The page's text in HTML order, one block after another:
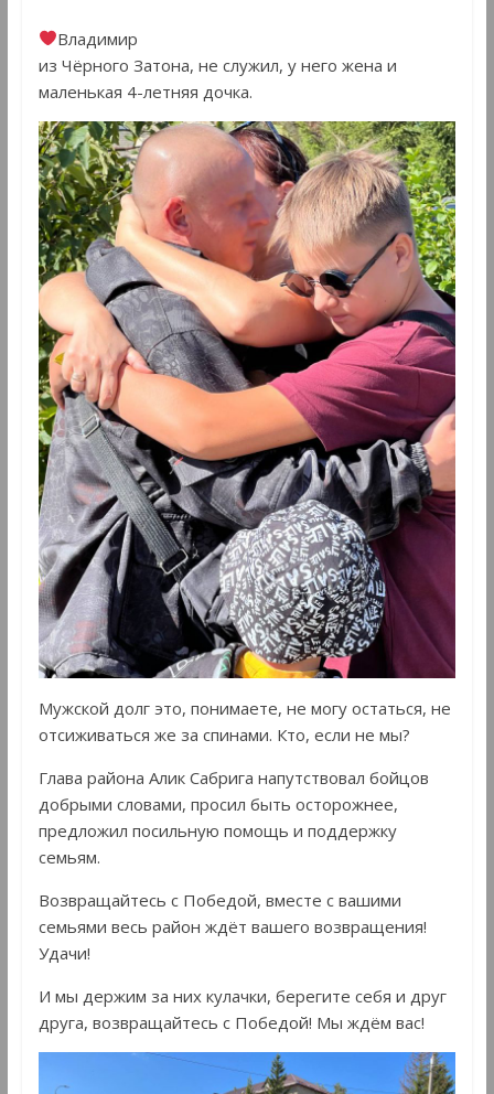
Владимир
из Чёрного Затона, не служил, у него жена и
маленькая 4-летняя дочка.
Мужской долг это, понимаете, не могу остаться, не
отсиживаться же за спинами. Кто, если не мы?
Глава района Алик Сабрига напутствовал бойцов
добрыми словами, просил быть осторожнее,
предложил посильную помощь и поддержку
семьям.
Возвращайтесь с Победой, вместе с вашими
семьями весь район ждёт вашего возвращения!
Удачи!
И мы держим за них кулачки, берегите себя и друг
друга, возвращайтесь с Победой! Мы ждём вас!